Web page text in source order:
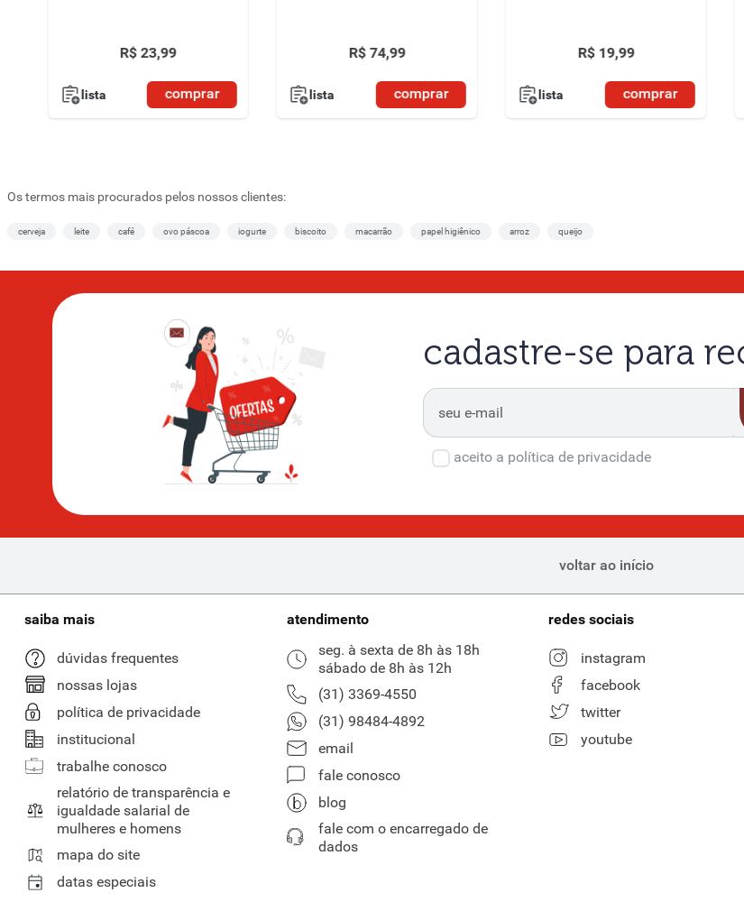
R$ 23,99
lista comprar
R$ 74,99
lista comprar
R$ 19,99
lista comprar
Os termos mais procurados pelos nossos clientes:
cerveja leite café ovo páscoa iogurte biscoito macarrão papel higiênico arroz queijo
cadastre-se para
aceito a política de privacidade
voltar ao início
saiba mais
dúvidas frequentes
nossas lojas
política de privacidade
institucional
trabalhe conosco
relatório de transparência e
igualdade salarial de
mulheres e homens
mapa do site
datas especiais
atendimento
seg. à sexta de 8h às 18h
sábado de 8h às 12h
(31) 3369-4550
(31) 98484-4892
email
fale conosco
blog
fale com o encarregado de
dados
redes sociais
instagram
facebook
twitter
youtube